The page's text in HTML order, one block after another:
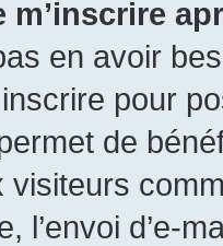
en avoir
pour
de
visiteurs
l’envoi d’e-